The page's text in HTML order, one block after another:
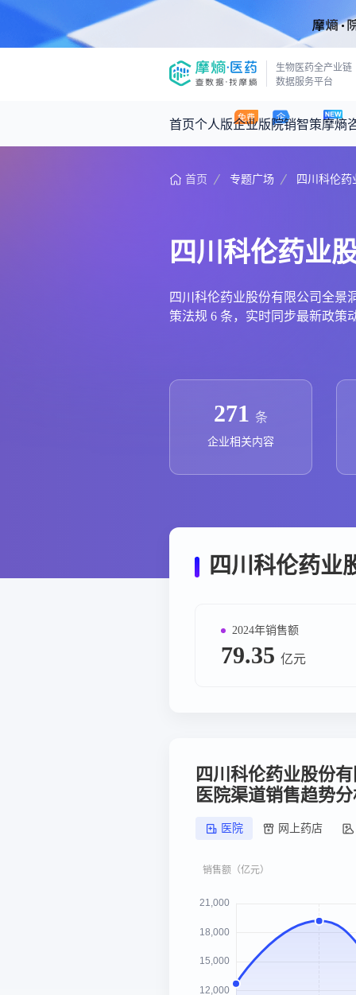
生物医药全产业链
数据服务平台
首页个人版企业版院销智策摩熵
咨询服务
产品立项评估及管线规划
产业/行业调研
投资决策与交易估值
摩熵原创
深度分析
政策法规
投融资
时讯
数据中心
基于市场数据，为您提供全面的市场
政策法规
药品生产企业
王中健
首页 专题广场 四川科伦药
四川科伦药业
四川科伦药业股份有限公司全景
策法规 6 条，实时同步最新政策
271 条
企业相关内容
四川科伦药业
2024年销售额
79.35 亿元
四川科伦药业股份
医院渠道销售趋势
医院 网上药店